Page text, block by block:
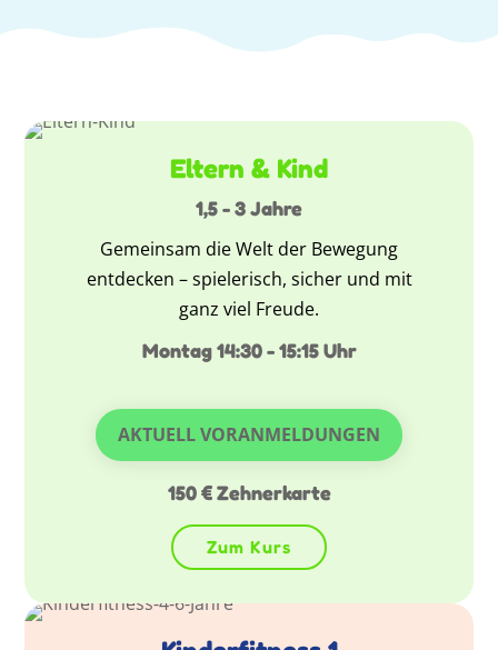
Eltern & Kind
1,5 - 3 Jahre
Gemeinsam die Welt der Bewegung
entdecken – spielerisch, sicher und mit
ganz viel Freude.
Montag 14:30 - 15:15 Uhr
AKTUELL VORANMELDUNGEN
150 € Zehnerkarte
Zum Kurs